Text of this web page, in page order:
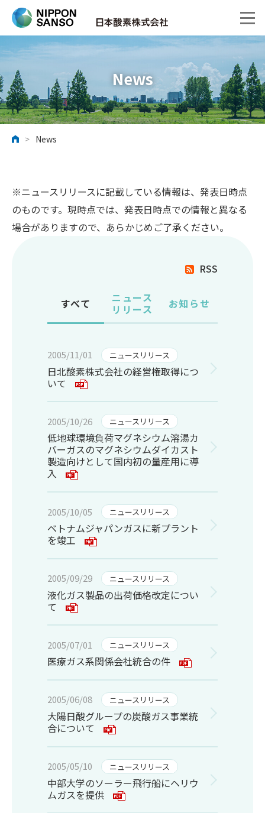
News
ホーム
> News
※ニュースリリースに記載している情報は、発表日時点
のものです。現時点では、発表日時点での情報と異なる
場合がありますので、あらかじめご了承ください。
RSS
すべて
ニュース
リリース
お知らせ
2005/11/01 ニュースリリース
日北酸素株式会社の経営権取得につ
いて
2005/10/26 ニュースリリース
低地球環境負荷マグネシウム溶湯カ
バーガスのマグネシウムダイカスト
製造向けとして国内初の量産用に導
入
2005/10/05 ニュースリリース
ベトナムジャパンガスに新プラント
を竣工
2005/09/29 ニュースリリース
液化ガス製品の出荷価格改定につい
て
2005/07/01 ニュースリリース
医療ガス系関係会社統合の件
2005/06/08 ニュースリリース
大陽日酸グループの炭酸ガス事業統
合について
2005/05/10 ニュースリリース
中部大学のソーラー飛行船にヘリウ
ムガスを提供